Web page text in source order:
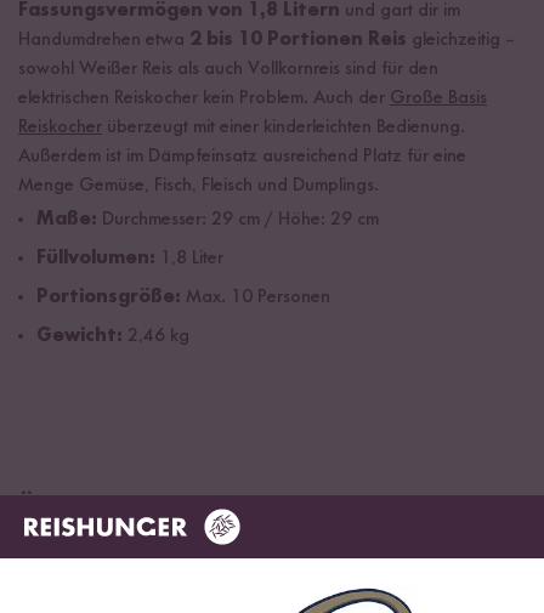
Fassungsvermögen von 1,8 Litern und gart dir im
Handumdrehen etwa 2 bis 10 Portionen Reis gleichzeitig –
sowohl Weißer Reis als auch Vollkornreis sind für den
elektrischen Reiskocher kein Problem. Auch der Große Basis
Reiskocher überzeugt mit einer kinderleichten Bedienung.
Außerdem ist im Dämpfeinsatz ausreichend Platz für eine
Menge Gemüse, Fisch, Fleisch und Dumplings.
Maße: Durchmesser: 29 cm / Höhe: 29 cm
Füllvolumen: 1,8 Liter
Portionsgröße: Max. 10 Personen
Gewicht: 2,46 kg
Überblick der Reiskocher Größen